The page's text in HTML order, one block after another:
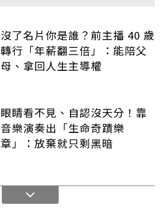
沒了名片你是誰？前主播 40 歲
轉行「年薪翻三倍」：能陪父
母、拿回人生主導權
眼睛看不見、自認沒天分！靠
音樂演奏出「生命奇蹟樂
章」：放棄就只剩黑暗